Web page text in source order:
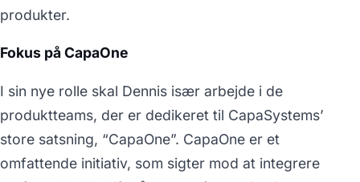
produkter.
Fokus på CapaOne
I sin nye rolle skal Dennis især arbejde i de
produktteams, der er dedikeret til CapaSystems’
store satsning, “CapaOne”. CapaOne er et
omfattende initiativ, som sigter mod at integrere